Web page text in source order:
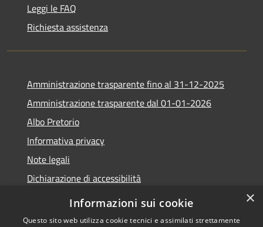
Leggi le FAQ
Richiesta assistenza
Amministrazione trasparente fino al 31-12-2025
Amministrazione trasparente dal 01-01-2026
Albo Pretorio
Informativa privacy
Note legali
Dichiarazione di accessibilità
×
Informazioni sui cookie
Questo sito web utilizza cookie tecnici e assimilati strettamente